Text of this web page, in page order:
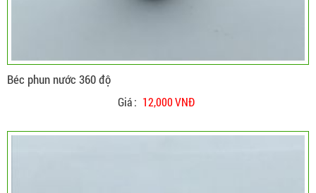
Béc phun nước 360 độ
Giá : 12,000 VNĐ